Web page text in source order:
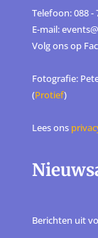
Telefoon: 088 -
E-mail:
Volg ons op
Fotografie:
(Protief)
Lees ons
Berichten uit